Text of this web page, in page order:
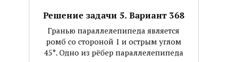
Решение задачи 5. Вариант 368
Гранью параллелепипеда является
ромб со стороной 1 и острым углом
45°. Одно из рёбер параллелепипеда